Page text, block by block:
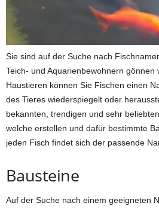
Sie sind auf der Suche nach
Teich- und Aquarienbewohnern gönnen
Haustieren können Sie Fischen einen
des Tieres wiederspiegelt oder
bekannten, trendigen und sehr
welche erstellen und dafür bestimmte
jeden Fisch findet sich der passende
Bausteine
Auf der Suche nach einem geeigneten